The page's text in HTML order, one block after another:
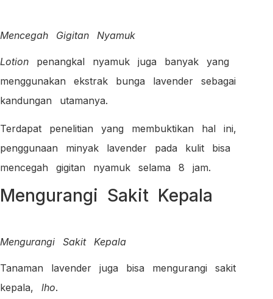
Mencegah Gigitan Nyamuk
Lotion penangkal nyamuk juga banyak yang
menggunakan ekstrak bunga lavender sebagai
kandungan utamanya.
Terdapat penelitian yang membuktikan hal ini,
penggunaan minyak lavender pada kulit bisa
mencegah gigitan nyamuk selama 8 jam.
Mengurangi Sakit Kepala
Mengurangi Sakit Kepala
Tanaman lavender juga bisa mengurangi sakit
kepala, lho.